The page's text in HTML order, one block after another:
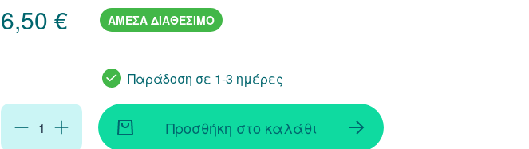
6,50 € ΑΜΕΣΑ ΔΙΑΘΕΣΙΜΟ
Παράδοση σε 1-3 ημέρες
Προσθήκη στο καλάθι